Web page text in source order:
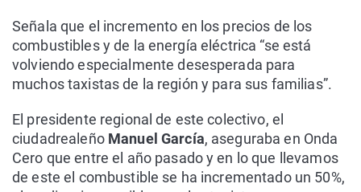
Señala que el incremento en los precios de los
combustibles y de la energía eléctrica “se está
volviendo especialmente desesperada para
muchos taxistas de la región y para sus familias”.
El presidente regional de este colectivo, el
ciudadrealeño Manuel García, aseguraba en Onda
Cero que entre el año pasado y en lo que llevamos
de este el combustible se ha incrementado un 50%,